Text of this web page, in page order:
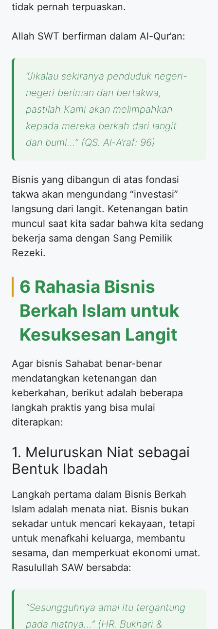
tidak pernah terpuaskan.
Allah SWT berfirman dalam Al-Qur’an:
“Jikalau sekiranya penduduk negeri-
negeri beriman dan bertakwa,
pastilah Kami akan melimpahkan
kepada mereka berkah dari langit
dan bumi…” (QS. Al-A’raf: 96)
Bisnis yang dibangun di atas fondasi
takwa akan mengundang “investasi”
langsung dari langit. Ketenangan batin
muncul saat kita sadar bahwa kita sedang
bekerja sama dengan Sang Pemilik
Rezeki.
6 Rahasia Bisnis
Berkah Islam untuk
Kesuksesan Langit
Agar bisnis Sahabat benar-benar
mendatangkan ketenangan dan
keberkahan, berikut adalah beberapa
langkah praktis yang bisa mulai
diterapkan:
1. Meluruskan Niat sebagai
Bentuk Ibadah
Langkah pertama dalam Bisnis Berkah
Islam adalah menata niat. Bisnis bukan
sekadar untuk mencari kekayaan, tetapi
untuk menafkahi keluarga, membantu
sesama, dan memperkuat ekonomi umat.
Rasulullah SAW bersabda:
“Sesungguhnya amal itu tergantung
pada niatnya…” (HR. Bukhari &